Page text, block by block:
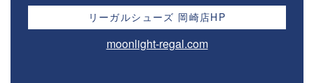
リーガルシューズ 岡崎店HP
moonlight-regal.com